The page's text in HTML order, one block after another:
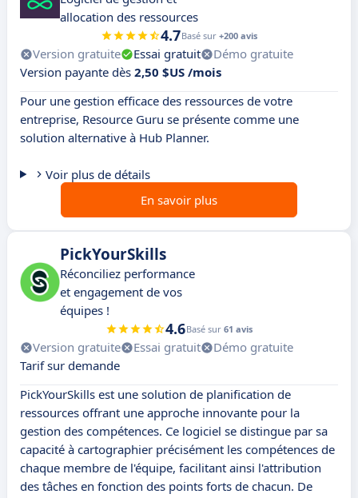
allocation des ressources
4.7Basé sur +200 avis
Version gratuite Essai gratuit
Démo gratuite
Version payante dès 2,50 $US /mois
Pour une gestion efficace des ressources de votre
entreprise, Resource Guru se présente comme une
solution alternative à Hub Planner.
Voir plus de détails
En savoir plus
PickYourSkills
Réconciliez performance
et engagement de vos
équipes !
4.6Basé sur 61 avis
Version gratuite Essai gratuit
Démo gratuite
Tarif sur demande
PickYourSkills est une solution de planification de
ressources offrant une approche innovante pour la
gestion des compétences. Ce logiciel se distingue par sa
capacité à cartographier précisément les compétences de
chaque membre de l'équipe, facilitant ainsi l'attribution
des tâches en fonction des points forts de chacun. De